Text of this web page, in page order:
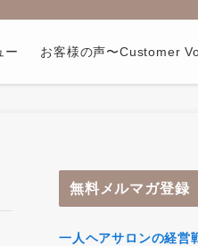
ー お客様の声〜Customer
無料メルマガ登録
一人ヘアサロンの経営